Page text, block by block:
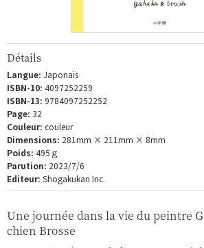
Détails
Langue: Japonais
ISBN-10: 4097252259
ISBN-13: 9784097252252
Page: 32
Couleur: couleur
Dimensions: 281mm × 211mm × 8mm
Poids: 495ｇ
Parution: 2023/7/6
Editeur: Shogakukan Inc.
Une journée dans la vie du peintre
chien Brosse